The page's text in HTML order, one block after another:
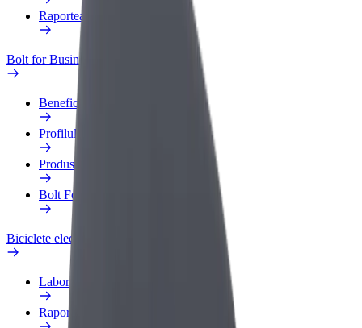
Raportează un vehicul
Bolt for Business
Beneficii
Profilul de Serviciu
Produse
Bolt Food for Business
Biciclete electrice
Laboratorul de siguranță
Raportează o problemă